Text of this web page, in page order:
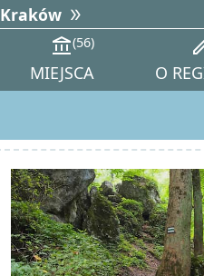
Kraków
account_balance 56
MIEJSCA O